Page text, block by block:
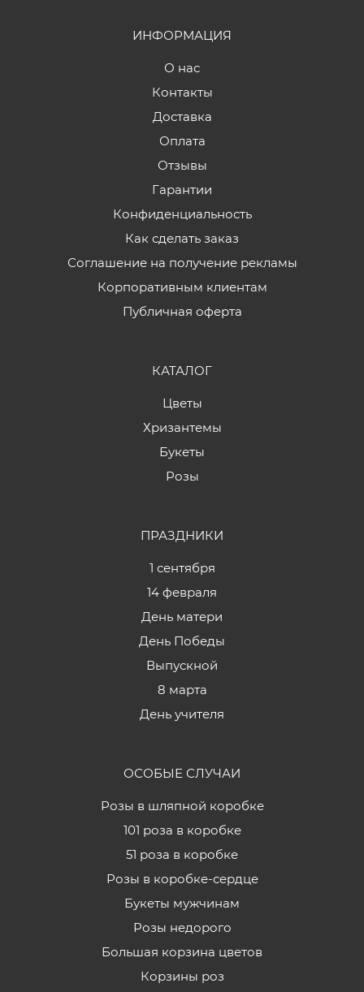
ИНФОРМАЦИЯ
О нас
Контакты
Доставка
Оплата
Отзывы
Гарантии
Конфиденциальность
Как сделать заказ
Соглашение на получение рекламы
Корпоративным клиентам
Публичная оферта
КАТАЛОГ
Цветы
Хризантемы
Букеты
Розы
ПРАЗДНИКИ
1 сентября
14 февраля
День матери
День Победы
Выпускной
8 марта
День учителя
ОСОБЫЕ СЛУЧАИ
Розы в шляпной коробке
101 роза в коробке
51 роза в коробке
Розы в коробке-сердце
Букеты мужчинам
Розы недорого
Большая корзина цветов
Корзины роз